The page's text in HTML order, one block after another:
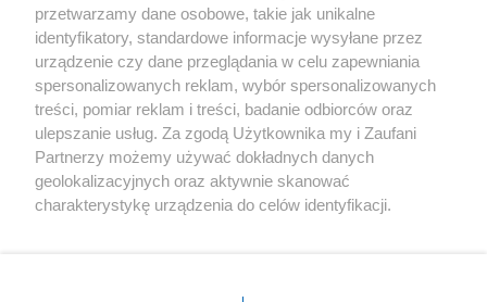
Kultura
X Facebook Instagram Youtube
przetwarzamy dane osobowe, takie jak unikalne
identyfikatory, standardowe informacje wysyłane przez
urządzenie czy dane przeglądania w celu zapewniania
spersonalizowanych reklam, wybór spersonalizowanych
treści, pomiar reklam i treści, badanie odbiorców oraz
ulepszanie usług. Za zgodą Użytkownika my i Zaufani
Partnerzy możemy używać dokładnych danych
geolokalizacyjnych oraz aktywnie skanować
charakterystykę urządzenia do celów identyfikacji.